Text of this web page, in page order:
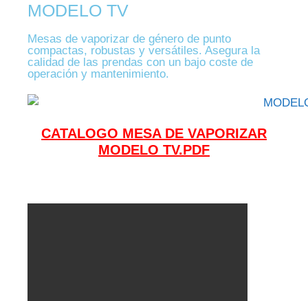
MODELO TV
Mesas de vaporizar de género de punto
compactas, robustas y versátiles. Asegura la
calidad de las prendas con un bajo coste de
operación y mantenimiento.
CATALOGO MESA DE VAPORIZAR
MODELO TV.PDF